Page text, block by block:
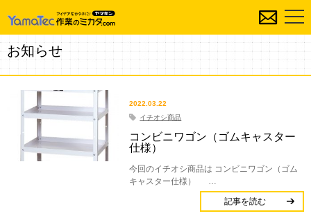
お知らせ
2022.03.22
イチオシ商品
コンビニワゴン（ゴムキャスター
仕様）
今回のイチオシ商品は コンビニワゴン（ゴム
キャスター仕様） …
記事を読む